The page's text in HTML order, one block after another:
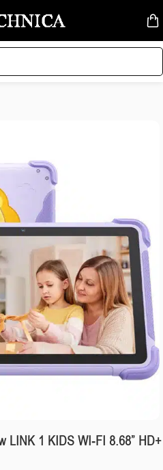
LINK 1 KIDS WI-FI 8.68” HD+